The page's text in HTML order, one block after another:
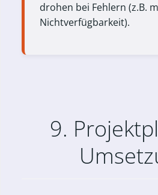
drohen bei Fehlern (z.B.
Nichtverfügbarkeit).
9.